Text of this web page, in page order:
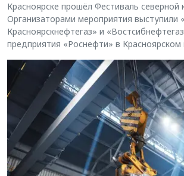
Красноярске прошёл Фестиваль северной
Организаторами мероприятия выступили
Красноярскнефтегаз» и
предприятия «Роснефти» в Красноярском